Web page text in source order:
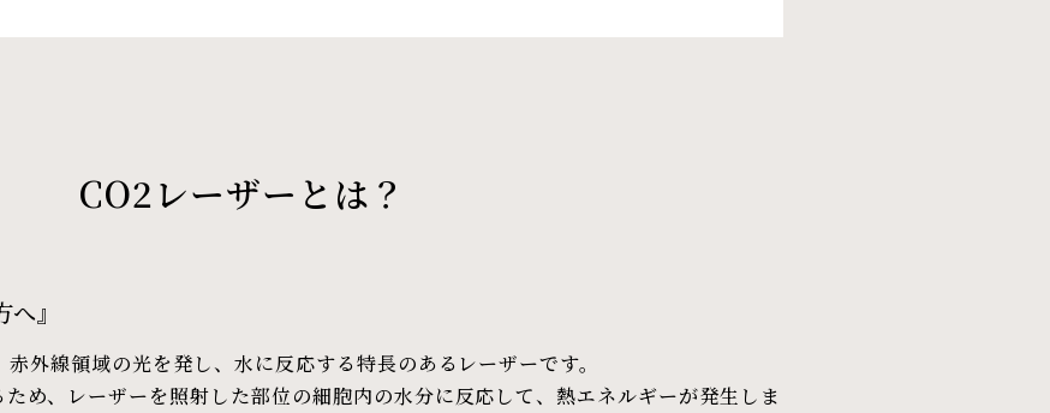
CO2レーザーとは？
』
外線領域の光を発し、水に反応する特長のあるレーザーです。
め、レーザーを照射した部位の細胞内の水分に反応して、熱エネルギーが発生しま